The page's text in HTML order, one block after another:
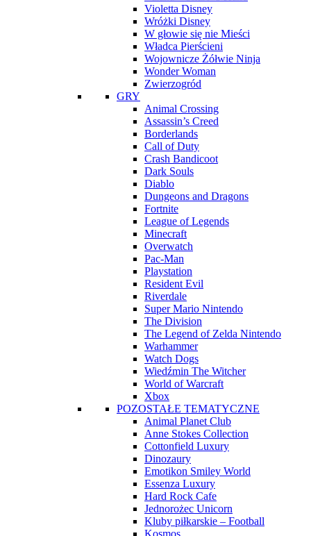
Violetta Disney
Wróżki Disney
W głowie się nie Mieści
Władca Pierścieni
Wojownicze Żółwie Ninja
Wonder Woman
Zwierzogród
GRY
Animal Crossing
Assassin’s Creed
Borderlands
Call of Duty
Crash Bandicoot
Dark Souls
Diablo
Dungeons and Dragons
Fortnite
League of Legends
Minecraft
Overwatch
Pac-Man
Playstation
Resident Evil
Riverdale
Super Mario Nintendo
The Division
The Legend of Zelda Nintendo
Warhammer
Watch Dogs
Wiedźmin The Witcher
World of Warcraft
Xbox
POZOSTAŁE TEMATYCZNE
Animal Planet Club
Anne Stokes Collection
Cottonfield Luxury
Dinozaury
Emotikon Smiley World
Essenza Luxury
Hard Rock Cafe
Jednorożec Unicorn
Kluby piłkarskie – Football